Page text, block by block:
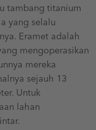
tambang titanium
yang selalu
Eramet adalah
mengoperasikan
mereka
sejauh 13
Untuk
lahan